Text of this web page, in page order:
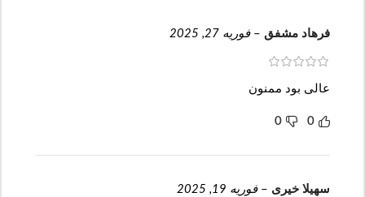
فرهاد مشفق – فوریه 27, 2025
عالی بود ممنون
0
0
سهیلا خیری – فوریه 19, 2025